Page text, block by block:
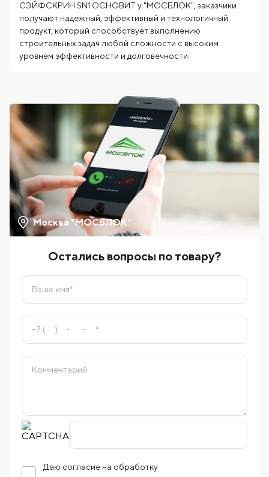
СЭЙФСКРИН SN1 ОСНОВИТ у "МОСБЛОК", заказчики
получают надежный, эффективный и технологичный
продукт, который способствует выполнению
строительных задач любой сложности с высоким
уровнем эффективности и долговечности.
Москва "МОСБЛОК"
Остались вопросы по товару?
Даю согласие на обработку